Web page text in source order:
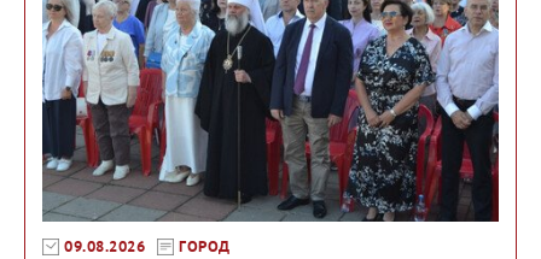
09.08.2026 ГОРОД